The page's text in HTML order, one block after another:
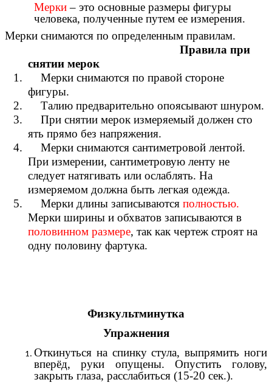
Мерки– это основные размеры фигуры
человека, полученные путем ее измерения.
Мерки снимаются по определенным правилам.
Правила при
снятии мерок
1. Мерки снимаются по правой стороне
фигуры.
2. Талию предварительно опоясывают шнуром.
3. При снятии мерок измеряемый должен сто
ять прямо без напряжения.
4. Мерки снимаются сантиметровой лентой.
При измерении, сантиметровую ленту не
следует натягивать или ослаблять. На
измеряемом должна быть легкая одежда.
5. Мерки длины записываются полностью.
Мерки ширины и обхватов записываются в
половинном размере, так как чертеж строят на
одну половину фартука.
Физкультминутка
Упражнения
Откинуться на спинку стула, выпрямить ноги
вперёд, руки опущены. Опустить голову,
закрыть глаза, расслабиться (15-20 сек.).